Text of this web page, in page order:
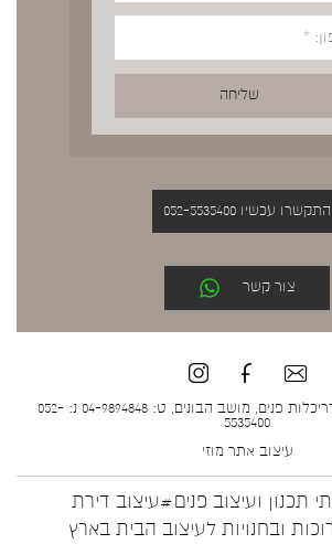
התקשרו עכשיו 052-5535400
צור קשר
הילית קרש עיצוב ואדריכלות פנים, מושב הבונים, ט: 04-9894848 נ: 052-
5535400
עיצוב אתר מוזי
תכנון ועיצוב פנים#עיצוב דירת
ובחנויות לעיצוב הבית בארץ